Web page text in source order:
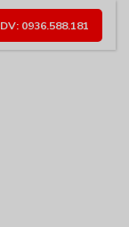
DV: 0936.588.181